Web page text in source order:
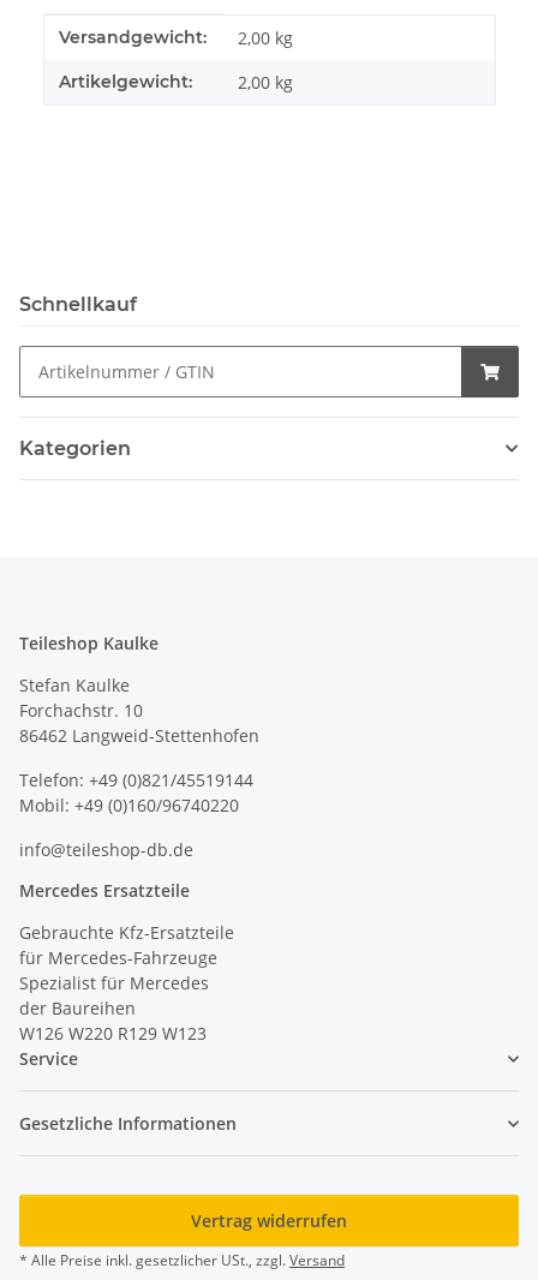
Produkteigenschaft
Wert
Versandgewicht: 2,00 kg
Artikelgewicht: 2,00 kg
Schnellkauf
Kategorien
Teileshop Kaulke
Stefan Kaulke
Forchachstr. 10
86462 Langweid-Stettenhofen
Telefon: +49 (0)821/45519144
Mobil: +49 (0)160/96740220
info@teileshop-db.de
Mercedes Ersatzteile
Gebrauchte Kfz-Ersatzteile
für Mercedes-Fahrzeuge
Spezialist für Mercedes
der Baureihen
W126 W220 R129 W123
Service
Gesetzliche Informationen
Vertrag widerrufen
* Alle Preise inkl. gesetzlicher USt., zzgl.Versand